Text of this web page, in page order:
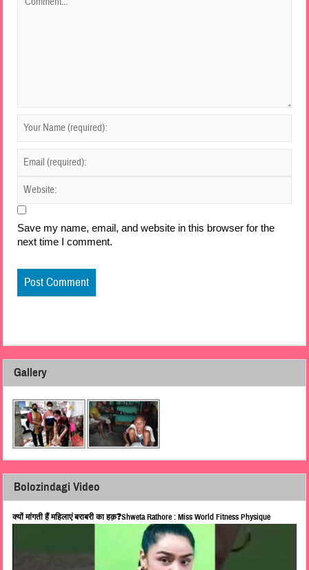
Save my name, email, and website in this browser for the
next time I comment.
Gallery
Bolozindagi Video
क्यों मांगती हैं महिलाएं बराबरी का हक़❓Shweta Rathore : Miss World Fitness Physique